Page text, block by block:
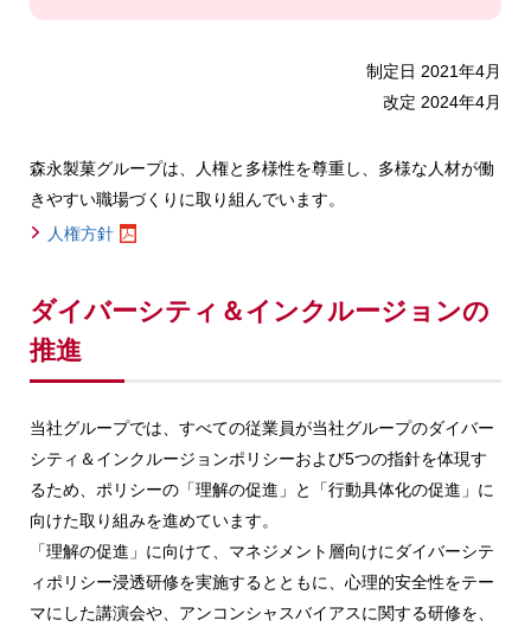
制定日 2021年4月
改定 2024年4月
森永製菓グループは、人権と多様性を尊重し、多様な人材が働
きやすい職場づくりに取り組んでいます。
人権方針
ダイバーシティ＆インクルージョンの
推進
当社グループでは、すべての従業員が当社グループのダイバー
シティ＆インクルージョンポリシーおよび5つの指針を体現す
るため、ポリシーの「理解の促進」と「行動具体化の促進」に
向けた取り組みを進めています。
「理解の促進」に向けて、マネジメント層向けにダイバーシテ
ィポリシー浸透研修を実施するとともに、心理的安全性をテー
マにした講演会や、アンコンシャスバイアスに関する研修を、